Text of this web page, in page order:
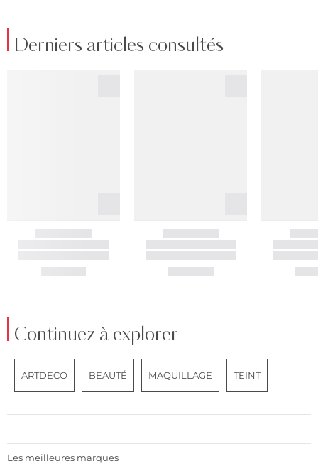
Derniers articles consultés
Continuez à explorer
ARTDECO BEAUTÉ MAQUILLAGE TEINT
Les meilleures marques